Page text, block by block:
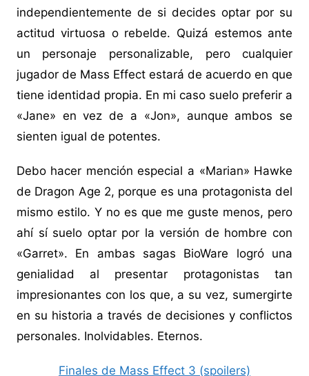
independientemente de si decides optar por su
actitud virtuosa o rebelde. Quizá estemos ante
un personaje personalizable, pero cualquier
jugador de Mass Effect estará de acuerdo en que
tiene identidad propia. En mi caso suelo preferir a
«Jane» en vez de a «Jon», aunque ambos se
sienten igual de potentes.
Debo hacer mención especial a «Marian» Hawke
de Dragon Age 2, porque es una protagonista del
mismo estilo. Y no es que me guste menos, pero
ahí sí suelo optar por la versión de hombre con
«Garret». En ambas sagas BioWare logró una
genialidad al presentar protagonistas tan
impresionantes con los que, a su vez, sumergirte
en su historia a través de decisiones y conflictos
personales. Inolvidables. Eternos.
Finales de Mass Effect 3 (spoilers)